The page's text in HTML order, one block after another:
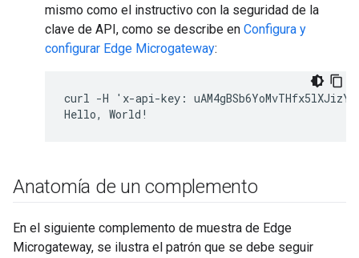
mismo como el instructivo con la seguridad de la
clave de API, como se describe en Configura y
configurar Edge Microgateway:
curl -H 'x-api-key:
Hello, World!
Anatomía de un complemento
En el siguiente complemento de muestra de Edge
Microgateway, se ilustra el patrón que se debe seguir